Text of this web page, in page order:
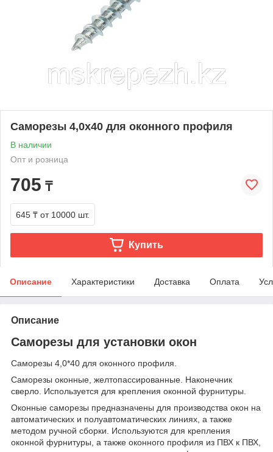
Саморезы 4,0х40 для оконного профиля
В наличии
Опт и розница
705 ₸
645 ₸ от 10000 шт.
Купить
Описание Характеристики Доставка Оплата
Описание
Саморезы для установки окон
Саморезы 4,0*40 для оконного профиля.
Саморезы оконные, желтопассированные. Наконечник
сверло. Используется для крепления оконной фурнитуры.
Оконные саморезы предназначены для производства окон на
автоматических и полуавтоматических линиях, а также
методом ручной сборки. Используются для крепления
оконной фурнитуры, а также оконного профиля из ПВХ к ПВХ,